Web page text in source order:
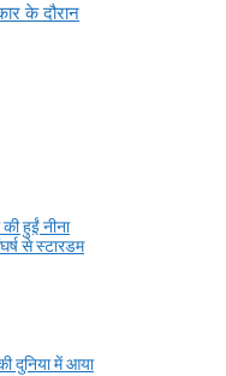
के दौरान
हुईं नीना
से स्टारडम
दुनिया में आया